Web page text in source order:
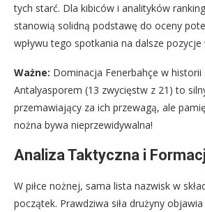
tych starć. Dla kibiców i analityków
stanowią solidną podstawę do oceny
wpływu tego spotkania na dalsze pozycje
Ważne: Dominacja Fenerbahçe w
Antalyasporem (13 zwycięstw z 21) to
przemawiający za ich przewagą, ale
nożna bywa nieprzewidywalna!
Analiza Taktyczna i
W piłce nożnej, sama lista nazwisk w
początek. Prawdziwa siła drużyny